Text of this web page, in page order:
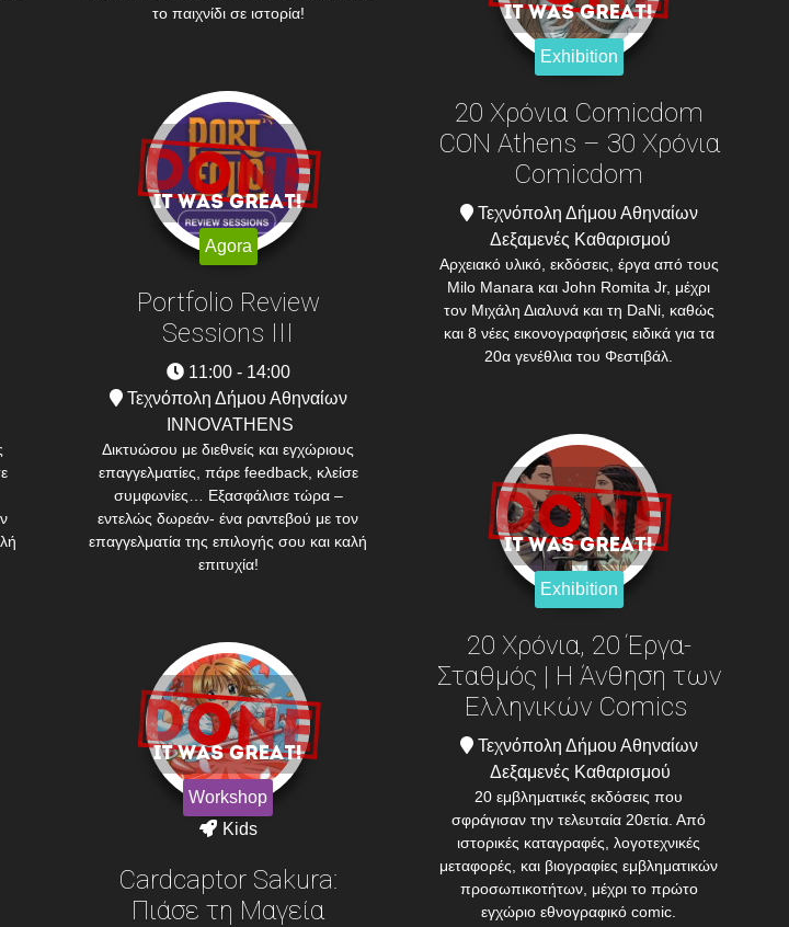
το παιχνίδι σε ιστορία!
Agora
Portfolio Review
Sessions III
11:00 - 14:00
Τεχνόπολη Δήμου Αθηναίων
INNOVATHENS
Δικτυώσου με διεθνείς και εγχώριους
επαγγελματίες, πάρε feedback, κλείσε
συμφωνίες… Εξασφάλισε τώρα –
εντελώς δωρεάν- ένα ραντεβού με τον
επαγγελματία της επιλογής σου και καλή
επιτυχία!
Workshop
Kids
Cardcaptor Sakura:
Πιάσε τη Μαγεία
Exhibition
20 Χρόνια Comicdom
CON Athens – 30 Χρόνια
Comicdom
Τεχνόπολη Δήμου Αθηναίων
Δεξαμενές Καθαρισμού
Αρχειακό υλικό, εκδόσεις, έργα από τους
Milo Manara και John Romita Jr, μέχρι
τον Μιχάλη Διαλυνά και τη DaNi, καθώς
και 8 νέες εικονογραφήσεις ειδικά για τα
20α γενέθλια του Φεστιβάλ.
Exhibition
20 Χρόνια, 20 Έργα-
Σταθμός | Η Άνθηση των
Ελληνικών Comics
Τεχνόπολη Δήμου Αθηναίων
Δεξαμενές Καθαρισμού
20 εμβληματικές εκδόσεις που
σφράγισαν την τελευταία 20ετία. Από
ιστορικές καταγραφές, λογοτεχνικές
μεταφορές, και βιογραφίες εμβληματικών
προσωπικοτήτων, μέχρι το πρώτο
εγχώριο εθνογραφικό comic.